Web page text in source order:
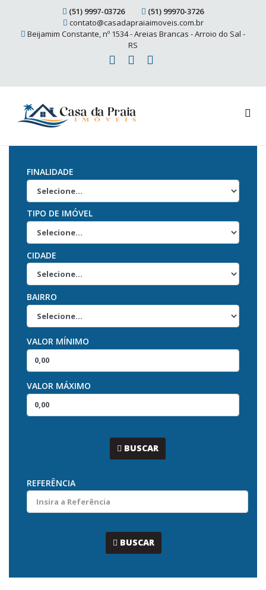
(51) 9997-03726
(51) 99970-3726
contato@casadapraiaimoveis.com.br
Beijamim Constante, nº 1534 - Areias Brancas - Arroio do Sal -
RS
FINALIDADE
TIPO DE IMÓVEL
CIDADE
BAIRRO
VALOR MÍNIMO
VALOR MÁXIMO
BUSCAR
REFERÊNCIA
BUSCAR